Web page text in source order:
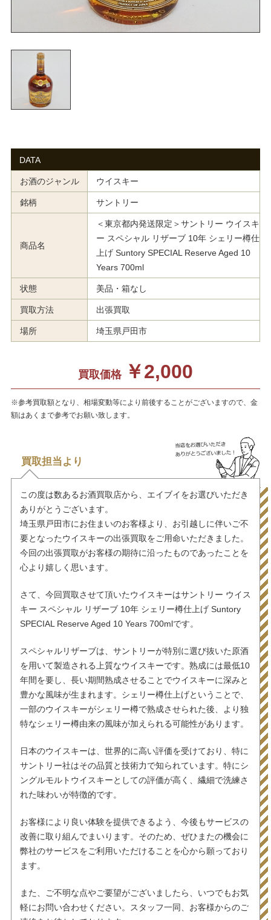
DATA
お酒のジャンル ウイスキー
銘柄 サントリー
商品名
＜東京都内発送限定＞サントリー ウイスキ
ー スペシャル リザーブ 10年 シェリー樽仕
上げ Suntory SPECIAL Reserve Aged 10
Years 700ml
状態 美品・箱なし
買取方法 出張買取
場所 埼玉県戸田市
買取価格 ￥2,000
※参考買取額となり、相場変動等により前後することがございますので、金
額はあくまで参考でお願い致します。
買取担当より
この度は数あるお酒買取店から、エイブイをお選びいただき
ありがとうございます。
埼玉県戸田市にお住まいのお客様より、お引越しに伴いご不
要となったウイスキーの出張買取をご用命いただきました。
今回の出張買取がお客様の期待に沿ったものであったことを
心より嬉しく思います。
さて、今回買取させて頂いたウイスキーはサントリー ウイス
キー スペシャル リザーブ 10年 シェリー樽仕上げ Suntory
SPECIAL Reserve Aged 10 Years 700mlです。
スペシャルリザーブは、サントリーが特別に選び抜いた原酒
を用いて製造される上質なウイスキーです。熟成には最低10
年間を要し、長い期間熟成させることでウイスキーに深みと
豊かな風味が生まれます。シェリー樽仕上げということで、
一部のウイスキーがシェリー樽で熟成させられた後、より独
特なシェリー樽由来の風味が加えられる可能性があります。
日本のウイスキーは、世界的に高い評価を受けており、特に
サントリー社はその品質と技術力で知られています。特にシ
ングルモルトウイスキーとしての評価が高く、繊細で洗練さ
れた味わいが特徴的です。
お客様により良い体験を提供できるよう、今後もサービスの
改善に取り組んでまいります。そのため、ぜひまたの機会に
弊社のサービスをご利用いただけることを心から願っており
ます。
また、ご不明な点やご要望がございましたら、いつでもお気
軽にお問い合わせください。スタッフ一同、お客様からのご